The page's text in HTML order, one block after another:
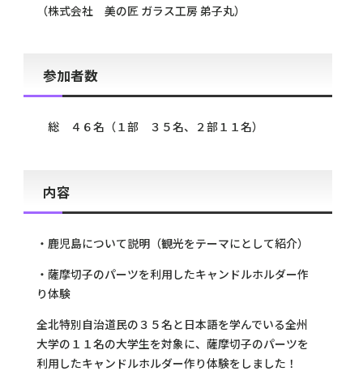
（株式会社 美の匠 ガラス工房 弟子丸）
参加者数
総 ４６名（１部 ３５名、２部１１名）
内容
・鹿児島について説明（観光をテーマにとして紹介）
・薩摩切子のパーツを利用したキャンドルホルダー作
り体験
全北特別自治道民の３５名と日本語を学んでいる全州
大学の１１名の大学生を対象に、薩摩切子のパーツを
利用したキャンドルホルダー作り体験をしました！